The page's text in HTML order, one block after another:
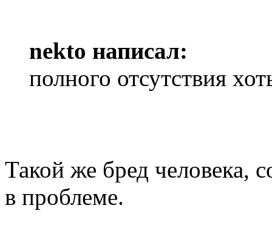
nekto написал:
полного отсутствия
Такой же бред человека,
в проблеме.